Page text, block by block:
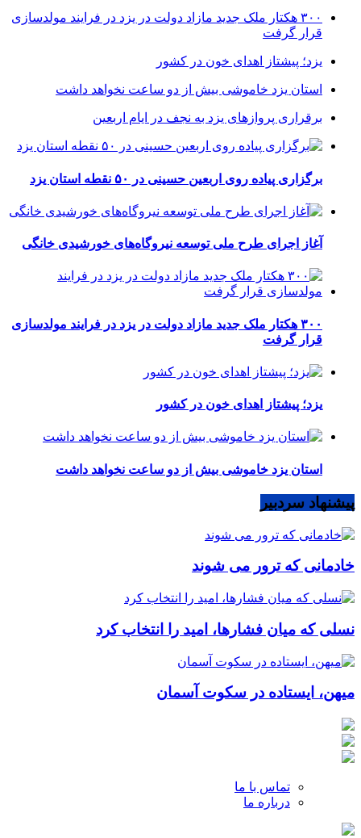
۳۰۰ هکتار ملک جدید مازاد دولت در یزد در فرایند مولدسازی
قرار گرفت
یزد؛ پیشتاز اهدای خون در کشور
استان یزد خاموشی بیش از دو ساعت نخواهد داشت
برقراری پرواز‌های یزد به نجف در ایام اربعین
برگزاری پیاده روی اربعین حسینی در ۵۰ نقطه استان یزد
آغاز اجرای طرح ملی توسعه نیروگاه‌های خورشیدی خانگی
۳۰۰ هکتار ملک جدید مازاد دولت در یزد در فرایند مولدسازی
قرار گرفت
یزد؛ پیشتاز اهدای خون در کشور
استان یزد خاموشی بیش از دو ساعت نخواهد داشت
پیشنهاد سردبیر
خادمانی که ترور می شوند
نسلی که میان فشارها، امید را انتخاب کرد
میهن، ایستاده در سکوت آسمان
تماس با ما
درباره ما